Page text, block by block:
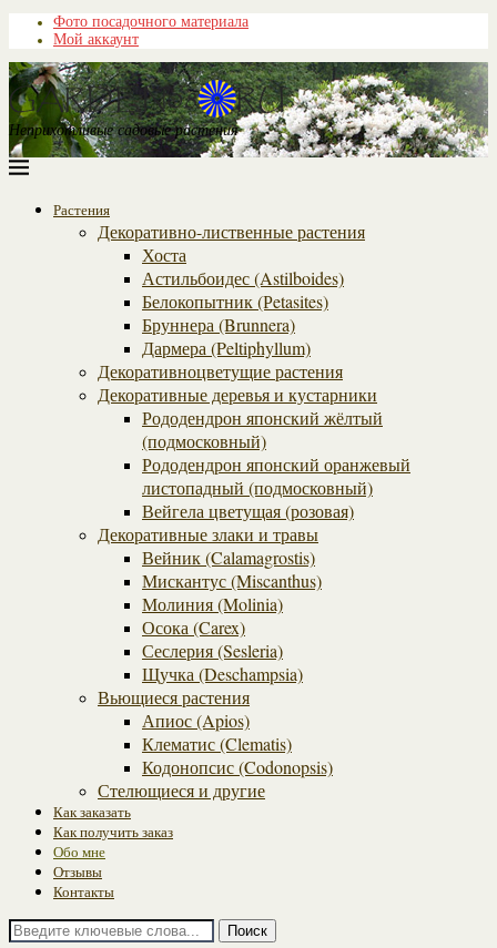
Фото посадочного материала
Мой аккаунт
Неприхотливые садовые растения
Растения
Декоративно-лиственные растения
Хоста
Астильбоидес (Astilboides)
Белокопытник (Рetasites)
Бруннера (Brunnera)
Дармера (Peltiphyllum)
Декоративноцветущие растения
Декоративные деревья и кустарники
Рододендрон японский жёлтый
(подмосковный)
Рододендрон японский оранжевый
листопадный (подмосковный)
Вейгела цветущая (розовая)
Декоративные злаки и травы
Вейник (Calamagrostis)
Мискантус (Miscanthus)
Молиния (Molinia)
Осока (Carex)
Сеслерия (Sesleria)
Щучка (Deschampsia)
Вьющиеся растения
Апиос (Apios)
Клематис (Clematis)
Кодонопсис (Codonopsis)
Стелющиеся и другие
Как заказать
Как получить заказ
Обо мне
Отзывы
Контакты
Поиск